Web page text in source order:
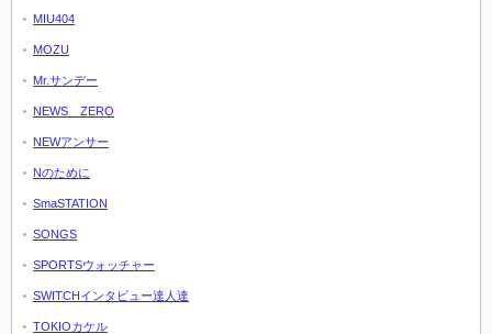
MIU404
MOZU
Mr.サンデー
NEWS ZERO
NEWアンサー
Nのために
SmaSTATION
SONGS
SPORTSウォッチャー
SWITCHインタビュー達人達
TOKIOカケル